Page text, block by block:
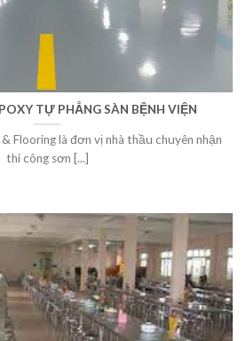
TỰ PHẲNG SÀN BỆNH VIỆN
Flooring là đơn vị nhà thầu chuyên nhận
thi công sơn [...]